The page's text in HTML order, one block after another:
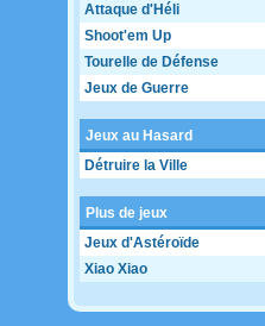
Attaque d'Héli
Shoot'em Up
Tourelle de Défense
Jeux de Guerre
Jeux au Hasard
Détruire la Ville
Plus de jeux
Jeux d'Astéroïde
Xiao Xiao